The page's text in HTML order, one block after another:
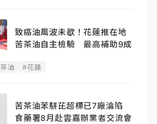
致癌油風波未歇！花蓮推在地
苦茶油自主檢驗 最高補助9成
油 #花蓮
苦茶油苯駢芘超標已7廠淪陷
食藥署8月赴雲嘉辦業者交流會